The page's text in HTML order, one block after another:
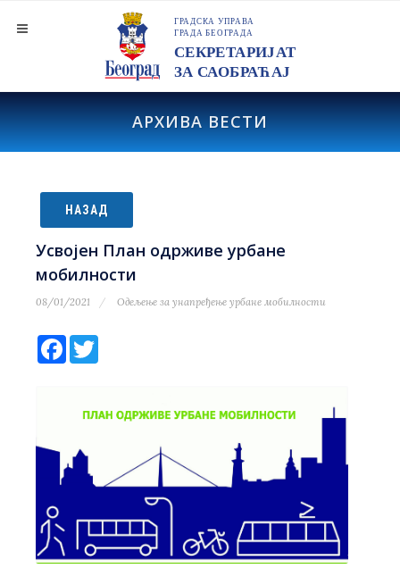
АРХИВА ВЕСТИ
НАЗАД
Усвојен План одрживе урбане
мобилности
08/01/2021 Одељење за унапређење урбане мобилности
Facebook